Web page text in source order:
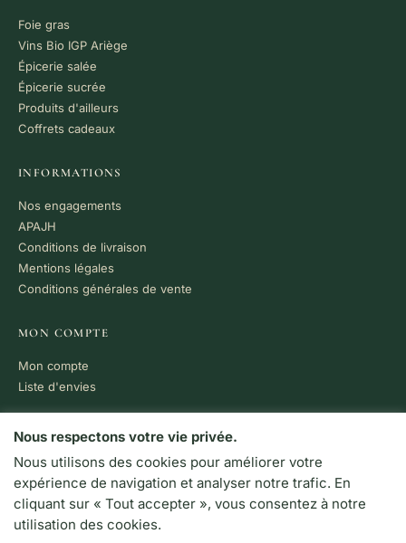
Foie gras
Vins Bio IGP Ariège
Épicerie salée
Épicerie sucrée
Produits d'ailleurs
Coffrets cadeaux
INFORMATIONS
Nos engagements
APAJH
Conditions de livraison
Mentions légales
Conditions générales de vente
MON COMPTE
Mon compte
Liste d'envies
PAIEMENT 100% SÉCURISÉ
VISA MC CB
LIVRAISON RAPIDE
Colissimo · Chronopost
Nous respectons votre vie privée.
Nous utilisons des cookies pour améliorer votre
expérience de navigation et analyser notre trafic. En
cliquant sur « Tout accepter », vous consentez à notre
utilisation des cookies.